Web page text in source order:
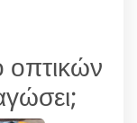
οπτικών